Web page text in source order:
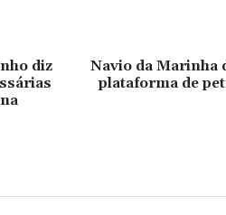
diz
Navio da Marinha
plataforma de